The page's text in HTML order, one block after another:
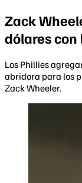
Zack
dólares con
Los Phillies
abridora para los
Zack Wheeler.